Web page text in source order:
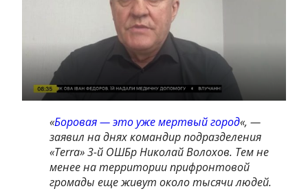
«Боровая — это уже мертвый город«, —
заявил на дняхкомандир подразделения
«Terra» 3-й ОШБр Николай Волохов. Тем не
менее на территории прифронтовой
громады еще живут около тысячи людей.